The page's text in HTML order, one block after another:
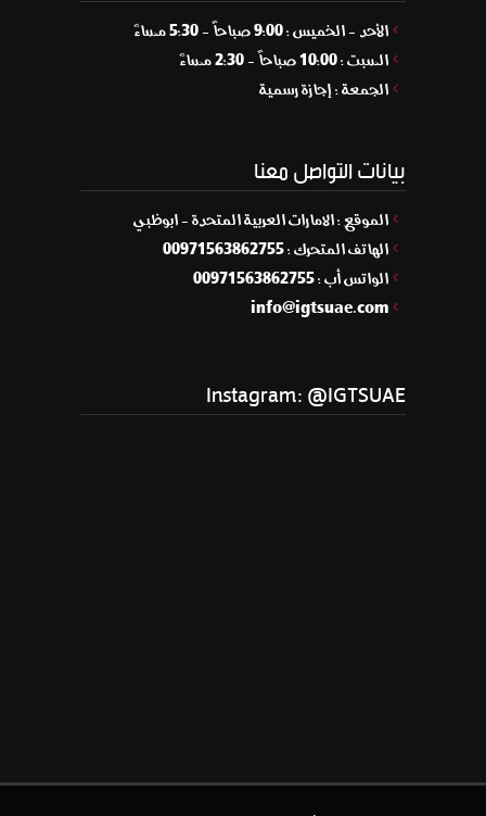
الأحد - الخميس : 9:00 صباحاً - 5:30 مساءً
السبت : 10:00 صباحاً - 2:30 مساءً
الجمعة : إجازة رسمية
بيانات التواصل معنا
الموقع : الامارات العربية المتحدة - ابوظبي
الهاتف المتحرك : 00971563862755
الواتس أب : 00971563862755
info@igtsuae.com
Instagram: @IGTSUAE